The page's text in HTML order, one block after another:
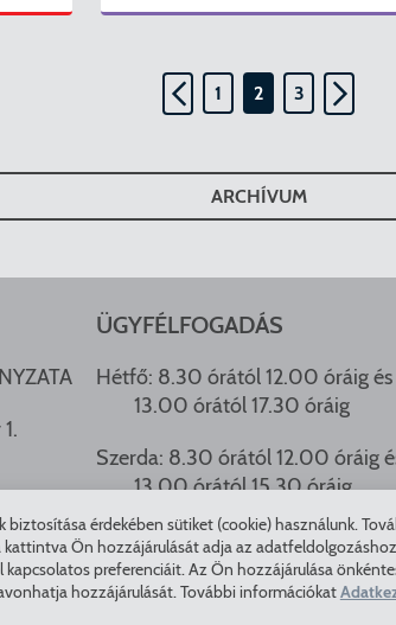
1 2 3
ARCHÍVUM
ÜGYFÉLFOGADÁS
Hétfő: 8.30 órától 12.00 óráig és
13.00 órától 17.30 óráig
Szerda: 8.30 órától 12.00 óráig
13.00 órától 15.30 óráig
PÉCEL.HU ARCHÍVUM
biztosítása érdekében sütiket (cookie) használunk.
Ön hozzájárulását adja az
preferenciáit. Az Ön hozzájárulása
hozzájárulását. További információkat